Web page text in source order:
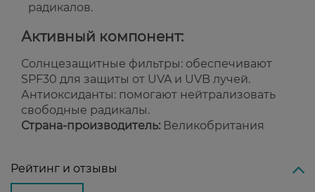
радикалов.
Активный компонент:
Солнцезащитные фильтры: обеспечивают
SPF30 для защиты от UVA и UVB лучей.
Антиоксиданты: помогают нейтрализовать
свободные радикалы.
Страна-производитель: Великобритания
Рейтинг и отзывы